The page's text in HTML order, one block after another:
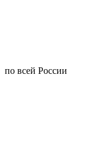
по всей России